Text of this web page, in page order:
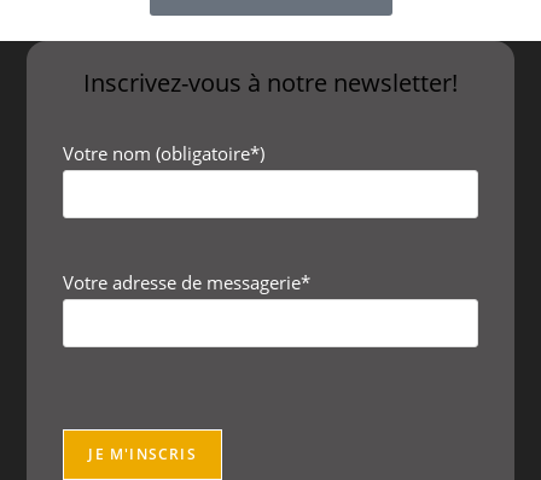
Inscrivez-vous à notre newsletter!
Votre nom (obligatoire*)
Votre adresse de messagerie*